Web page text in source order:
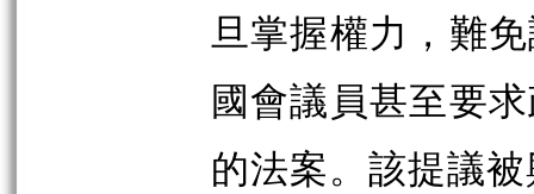
旦掌握權力，難
國會議員甚至要
的法案。該提議